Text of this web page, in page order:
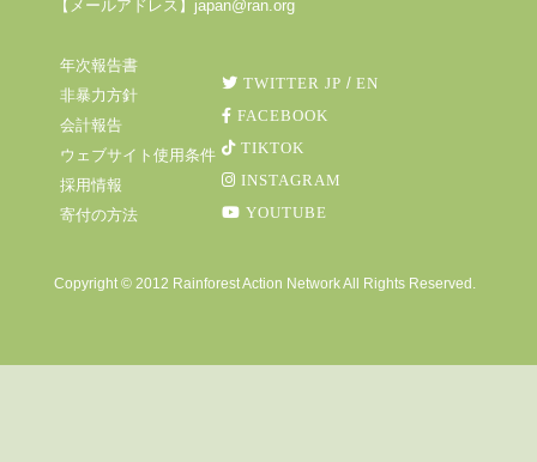
【メールアドレス】japan@ran.org
年次報告書
非暴力方針
会計報告
ウェブサイト使用条件
採用情報
寄付の方法
TWITTER JP / EN
FACEBOOK
TIKTOK
INSTAGRAM
YOUTUBE
Copyright © 2012 Rainforest Action Network All Rights Reserved.